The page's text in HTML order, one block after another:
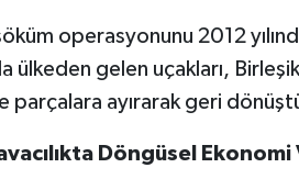
operasyonunu 2012
ülkeden gelen uçakları,
parçalara ayırarak geri
Döngüsel Ekonomi